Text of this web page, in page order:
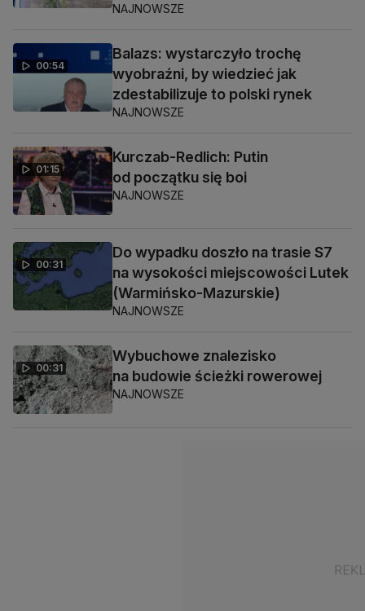
NAJNOWSZE
00:54
Balazs: wystarczyło trochę
wyobraźni, by wiedzieć jak
zdestabilizuje to polski rynek
NAJNOWSZE
01:15
Kurczab-Redlich: Putin
od początku się boi
NAJNOWSZE
00:31
Do wypadku doszło na trasie S7
na wysokości miejscowości Lutek
(Warmińsko-Mazurskie)
NAJNOWSZE
00:31
Wybuchowe znalezisko
na budowie ścieżki rowerowej
NAJNOWSZE